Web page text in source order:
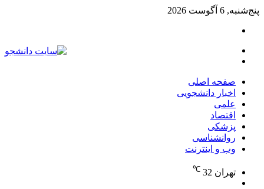
پنج‌شنبه, 6 آگوست 2026
صفحه اصلی
اخبار دانشجویی
علمی
اقتصاد
پزشکی
روانشناسی
وب و اینترنت
تهران 32
℃